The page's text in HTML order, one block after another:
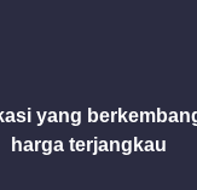
yang
harga terjangkau